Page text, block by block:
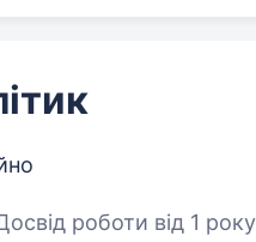
від 1 року. Привіт, наш